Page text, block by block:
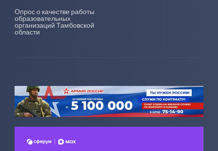
Опрос о качестве работы
образовательных
организаций Тамбовской
области